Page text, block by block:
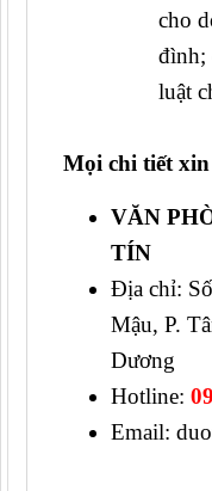
cho
đình;
luật
Mọi chi tiết
VĂN
TÍN
Địa chỉ:
Mậu, P.
Dương
Hotline:
Email: